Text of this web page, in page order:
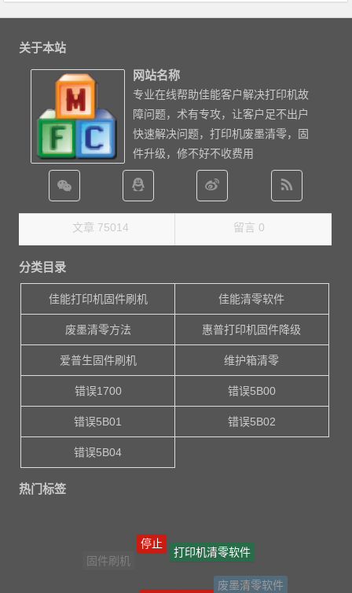
关于本站
网站名称
专业在线帮助佳能客户解决打印机故
障问题，术有专攻，让客户足不出户
快速解决问题，打印机废墨清零，固
件升级，修不好不收费用
文章 75014 留言 0
分类目录
佳能打印机固件刷机 佳能清零软件
废墨清零方法 惠普打印机固件降级
爱普生固件刷机 维护箱清零
错误1700 错误5B00
错误5B01 错误5B02
错误5B04
热门标签
固件刷机
停止
打印机清零软件
废墨清零软件
爱普生打印机